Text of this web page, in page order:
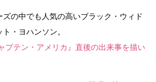
の中でも人気の高いブラック・ウィド
・ヨハンソン。
プテン・アメリカ』直後の出来事を描い